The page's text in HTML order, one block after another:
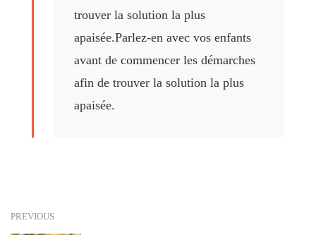
trouver la solution la plus
apaisée.Parlez-en avec vos enfants
avant de commencer les démarches
afin de trouver la solution la plus
apaisée.
PREVIOUS